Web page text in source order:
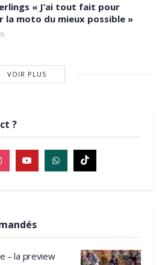
« J’ai tout fait pour
la moto du mieux possible »
VOIR PLUS
?
– la preview